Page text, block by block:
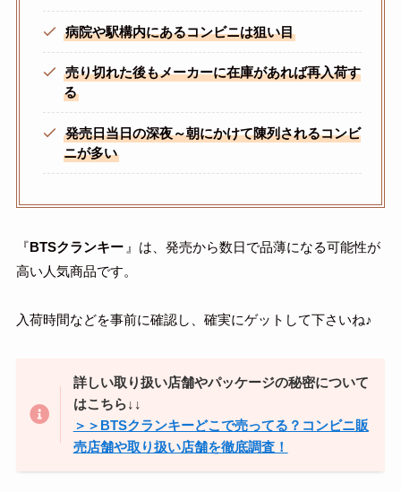
病院や駅構内にあるコンビニは狙い目
売り切れた後もメーカーに在庫があれば再入荷す
る
発売日当日の深夜～朝にかけて陳列されるコンビ
ニが多い
『BTSクランキー 』は、発売から数日で品薄になる可能性が
高い人気商品です。
入荷時間などを事前に確認し、確実にゲットして下さいね♪
詳しい取り扱い店舗やパッケージの秘密について
はこちら↓↓
＞＞BTSクランキーどこで売ってる？コンビニ販
売店舗や取り扱い店舗を徹底調査！